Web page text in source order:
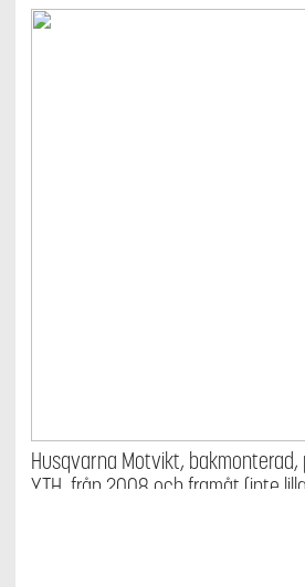
Husqvarna Motvikt, bakmonterad,
YTH, från 2008 och framåt (inte